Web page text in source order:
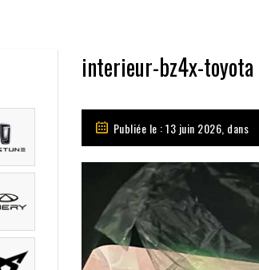
interieur-bz4x-toyota
Publiée le : 13 juin 2026, dans